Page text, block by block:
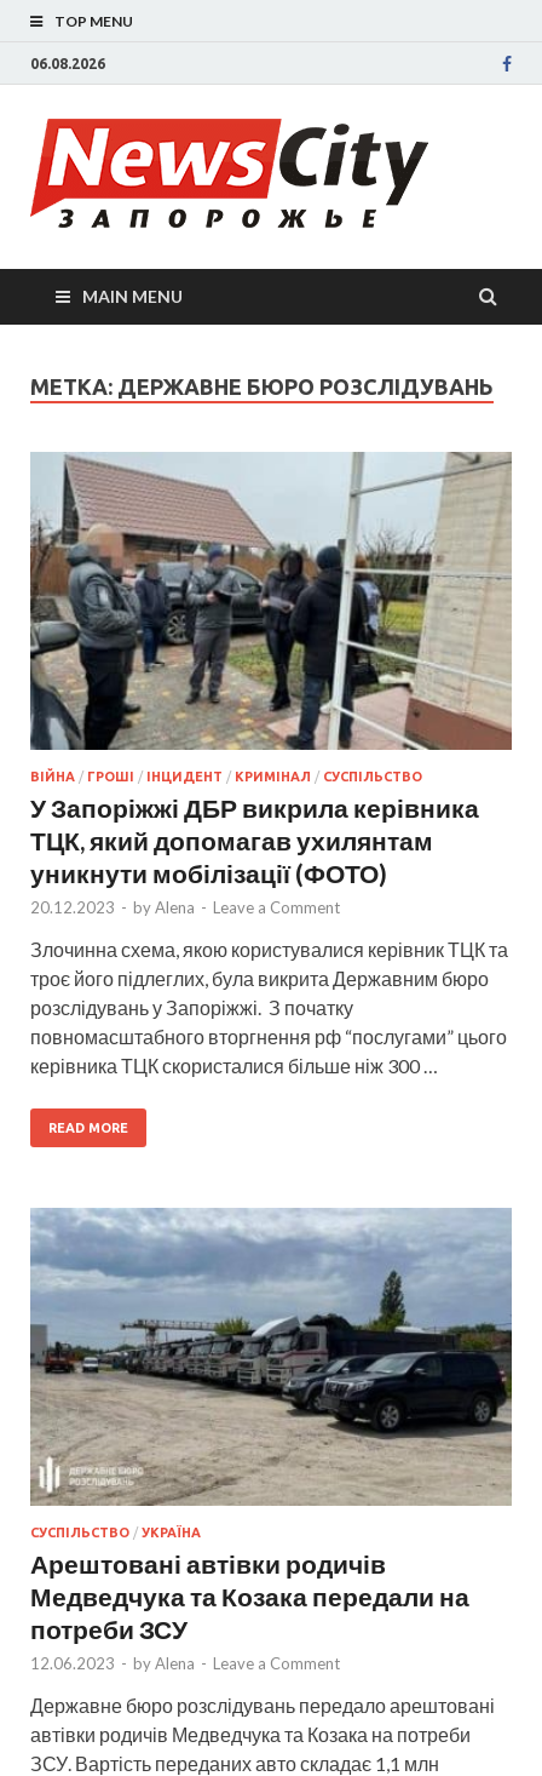
TOP MENU
06.08.2026
дтп,
спорта
MAIN MENU
МЕТКА: ДЕРЖАВНЕ БЮРО РОЗСЛІДУВАНЬ
ВІЙНА / ГРОШІ / ІНЦИДЕНТ / КРИМІНАЛ / СУСПІЛЬСТВО
У Запоріжжі ДБР викрила керівника
ТЦК, який допомагав ухилянтам
уникнути мобілізації (ФОТО)
20.12.2023 - byAlena - Leave a Comment
Злочинна схема, якою користувалися керівник ТЦК та
троє його підлеглих, була викрита Державним бюро
розслідувань у Запоріжжі. З початку
повномасштабного вторгнення рф “послугами” цього
керівника ТЦК скористалися більше ніж 300 …
READ MORE
СУСПІЛЬСТВО / УКРАЇНА
Арештовані автівки родичів
Медведчука та Козака передали на
потреби ЗСУ
12.06.2023 - byAlena - Leave a Comment
Державне бюро розслідувань передало арештовані
автівки родичів Медведчука та Козака на потреби
ЗСУ. Вартість переданих авто складає 1,1 млн